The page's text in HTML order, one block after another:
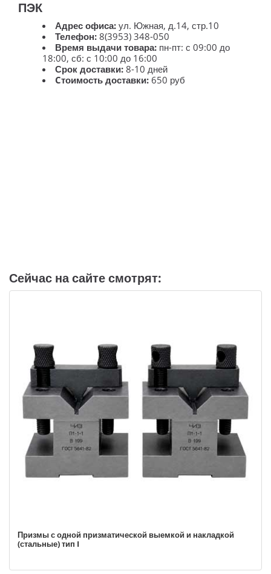
ПЭК
Адрес офиса: ул. Южная, д.14, стр.10
Телефон: 8(3953) 348-050
Время выдачи товара: пн-пт: с 09:00 до
18:00, сб: с 10:00 до 16:00
Срок доставки: 8-10 дней
Cтоимость доставки: 650 руб
Сейчас на сайте смотрят:
Призмы с одной призматической выемкой и накладкой
(стальные) тип I